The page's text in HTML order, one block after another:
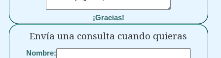
¡Gracias!
Envía una consulta cuando quieras
Nombre: